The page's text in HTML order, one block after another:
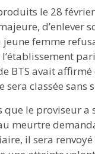
le 28
d’enlever
jeune femme
BTS avait
sera classée sans
que le proviseur
meurtre
il sera